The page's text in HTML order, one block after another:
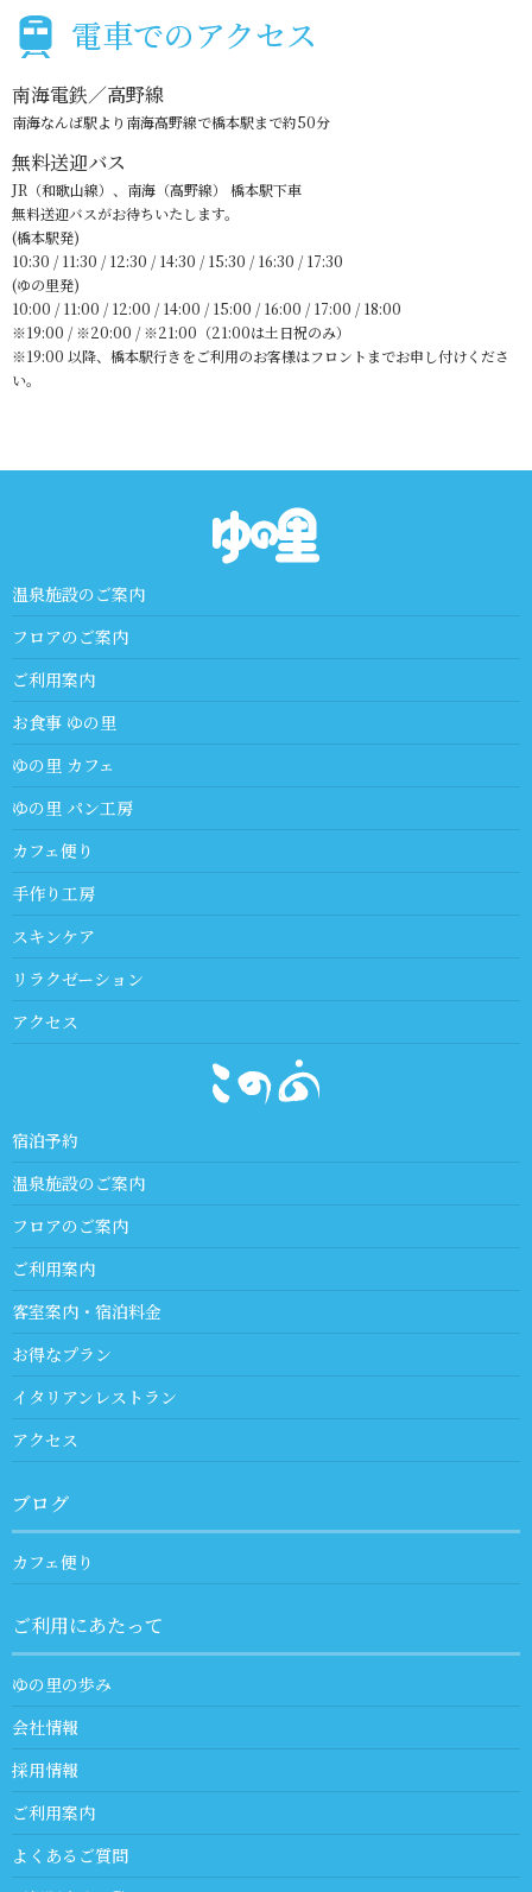
電車でのアクセス
南海電鉄／高野線
南海なんば駅より南海高野線で橋本駅まで約50分
無料送迎バス
JR（和歌山線）、南海（高野線） 橋本駅下車
無料送迎バスがお待ちいたします。
(橋本駅発)
10:30 / 11:30 / 12:30 / 14:30 / 15:30 / 16:30 / 17:30
(ゆの里発)
10:00 / 11:00 / 12:00 / 14:00 / 15:00 / 16:00 / 17:00 / 18:00
※19:00 / ※20:00 / ※21:00（21:00は土日祝のみ）
※19:00 以降、橋本駅行きをご利用のお客様はフロントまでお申し付けくださ
い。
温泉施設のご案内
フロアのご案内
ご利用案内
お食事 ゆの里
ゆの里 カフェ
ゆの里 パン工房
カフェ便り
手作り工房
スキンケア
リラクゼーション
アクセス
宿泊予約
温泉施設のご案内
フロアのご案内
ご利用案内
客室案内・宿泊料金
お得なプラン
イタリアンレストラン
アクセス
ブログ
カフェ便り
ご利用にあたって
ゆの里の歩み
会社情報
採用情報
ご利用案内
よくあるご質問